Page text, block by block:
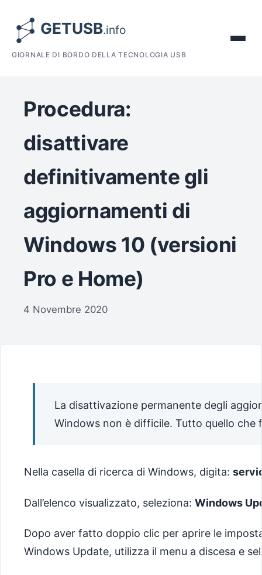
GIORNALE DI BORDO DELLA TECNOLOGIA USB
Procedura:
disattivare
definitivamente gli
aggiornamenti di
Windows 10 (versioni
Pro e Home)
4 Novembre 2020
La disattivazione permanente degli
Windows non è difficile. Tutto quello che
Nella casella di ricerca di Windows, digita:
Dall’elenco visualizzato, seleziona: Windows
Dopo aver fatto doppio clic per aprire le
Windows Update, utilizza il menu a discesa e